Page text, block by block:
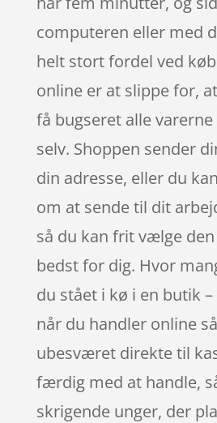
computeren eller med
helt stort fordel ved
online er at slippe for,
få bugseret alle
selv. Shoppen sender
din adresse, eller du
om at sende til dit
så du kan frit vælge
bedst for dig. Hvor
du stået i kø i en butik
når du handler online
ubesværet direkte til
færdig med at handle,
skrigende unger, der